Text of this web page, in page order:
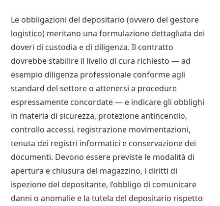
Le obbligazioni del depositario (ovvero del gestore
logistico) meritano una formulazione dettagliata dei
doveri di custodia e di diligenza. Il contratto
dovrebbe stabilire il livello di cura richiesto — ad
esempio diligenza professionale conforme agli
standard del settore o attenersi a procedure
espressamente concordate — e indicare gli obblighi
in materia di sicurezza, protezione antincendio,
controllo accessi, registrazione movimentazioni,
tenuta dei registri informatici e conservazione dei
documenti. Devono essere previste le modalità di
apertura e chiusura del magazzino, i diritti di
ispezione del depositante, l’obbligo di comunicare
danni o anomalie e la tutela del depositario rispetto